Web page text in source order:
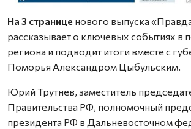
На 3 странице нового выпуска
рассказывает о ключевых событиях в
региона и подводит итоги вместе с
Поморья Александром Цыбульским.
Юрий Трутнев, заместитель
Правительства РФ, полномочный
президента РФ в Дальневосточном